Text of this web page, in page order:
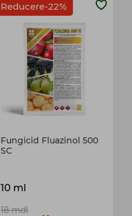
Reducere-22%
Fungicid Fluazinol 500
SC
10 ml
18 mdl